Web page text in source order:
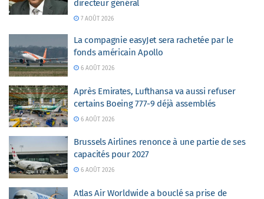
directeur général
7 AOÛT 2026
La compagnie easyJet sera rachetée par le
fonds américain Apollo
6 AOÛT 2026
Après Emirates, Lufthansa va aussi refuser
certains Boeing 777-9 déjà assemblés
6 AOÛT 2026
Brussels Airlines renonce à une partie de ses
capacités pour 2027
6 AOÛT 2026
Atlas Air Worldwide a bouclé sa prise de